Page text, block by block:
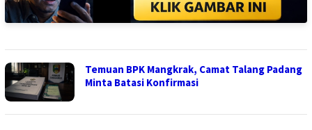
Temuan BPK Mangkrak, Camat Talang Padang
Minta Batasi Konfirmasi